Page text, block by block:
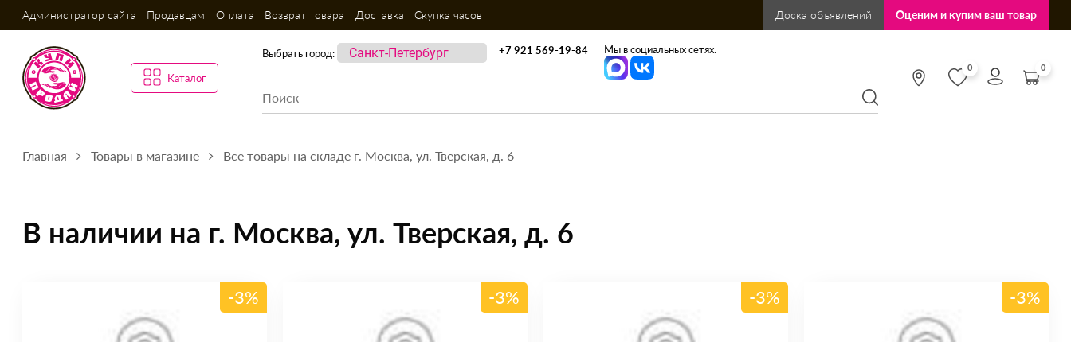
Администратор сайта Продавцам Оплата Возврат товара Доставка Скупка часов Доска объявлений Оценим и купим ваш товар
Каталог
Выбрать город: +7 921 569-19-84 Мы в социальных сетях:
0 0
Главная Товары в магазине Все товары на складе г. Москва, ул. Тверская, д. 6
В наличии на г. Москва, ул. Тверская, д. 6
-3% -3% -3% -3%